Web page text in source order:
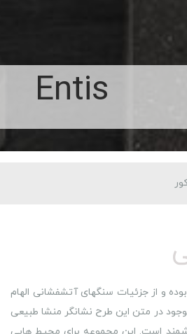
Entis
و از جزئیات سنگهای آتشفشانی الهام
در متن این طرح نشانگر منشا طبیعی
است. این مجموعه برای محیط هایی